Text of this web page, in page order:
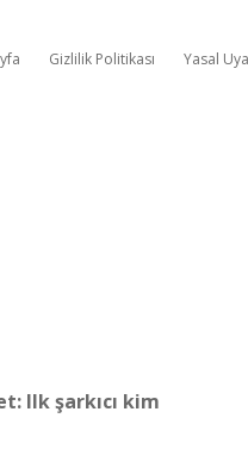
Gizlilik Politikası Yasal
Ilk şarkıcı kim